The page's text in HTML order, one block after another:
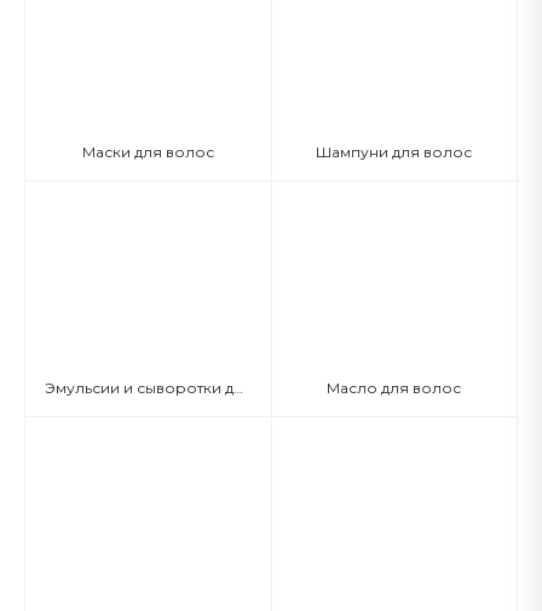
Маски для волос Шампуни для волос
Масло для волос